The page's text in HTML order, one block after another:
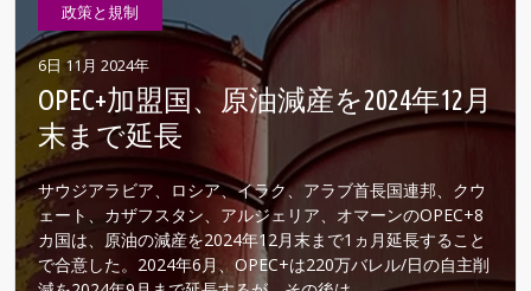
政策と規制
6日 11月 2024年
OPEC+加盟国、原油減産を2024年12月
末まで延長
サウジアラビア、ロシア、イラク、アラブ首長国連邦、クウ
ェート、カザフスタン、アルジェリア、オマーンのOPEC+8
カ国は、原油の減産を2024年12月末まで1ヵ月延長すること
で合意した。2024年6月、OPEC+は220万バレル/日の自主削